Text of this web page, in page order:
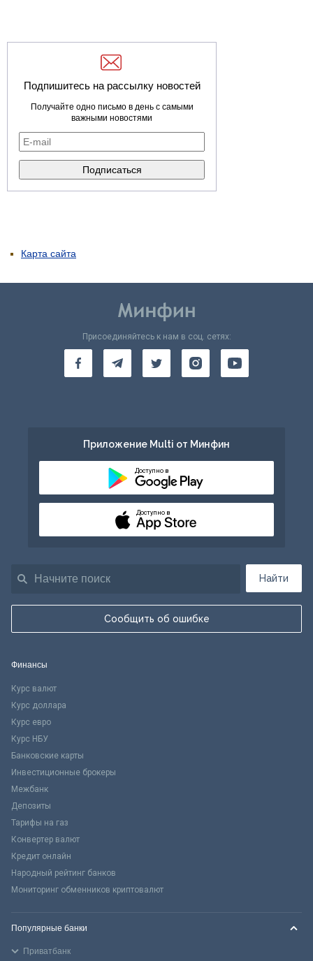
Подпишитесь на рассылку новостей
Получайте одно письмо в день с самыми
важными новостями
Карта сайта
Найти
Сообщить об ошибке
Присоединяйтесь к нам в соц. сетях:
Приложение Multi от Минфин
Доступно в
Доступно в
Финансы
Курс валют
Курс доллара
Курс евро
Курс НБУ
Банковские карты
Инвестиционные брокеры
Межбанк
Депозиты
Тарифы на газ
Конвертер валют
Кредит онлайн
Народный рейтинг банков
Мониторинг обменников криптовалют
Популярные банки
Приватбанк